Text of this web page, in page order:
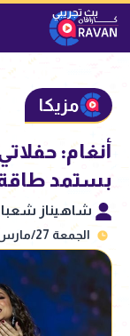
مزيكا
أنغام:
بستمد طاقة
شاهيناز
الجمعة 27/مارس/2026 - 03:30 م